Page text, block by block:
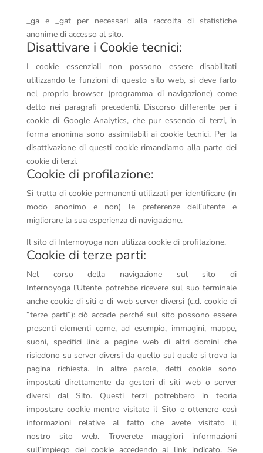
_ga e _gat per necessari alla raccolta di statistiche
anonime di accesso al sito.
Disattivare i Cookie tecnici:
I cookie essenziali non possono essere disabilitati
utilizzando le funzioni di questo sito web, si deve farlo
nel proprio browser (programma di navigazione) come
detto nei paragrafi precedenti. Discorso differente per i
cookie di Google Analytics, che pur essendo di terzi, in
forma anonima sono assimilabili ai cookie tecnici. Per la
disattivazione di questi cookie rimandiamo alla parte dei
cookie di terzi.
Cookie di profilazione:
Si tratta di cookie permanenti utilizzati per identificare (in
modo anonimo e non) le preferenze dell’utente e
migliorare la sua esperienza di navigazione.
Il sito di Internoyoga non utilizza cookie di profilazione.
Cookie di terze parti:
Nel corso della navigazione sul sito di
Internoyoga l’Utente potrebbe ricevere sul suo terminale
anche cookie di siti o di web server diversi (c.d. cookie di
“terze parti”): ciò accade perché sul sito possono essere
presenti elementi come, ad esempio, immagini, mappe,
suoni, specifici link a pagine web di altri domini che
risiedono su server diversi da quello sul quale si trova la
pagina richiesta. In altre parole, detti cookie sono
impostati direttamente da gestori di siti web o server
diversi dal Sito. Questi terzi potrebbero in teoria
impostare cookie mentre visitate il Sito e ottenere così
informazioni relative al fatto che avete visitato il
nostro sito web. Troverete maggiori informazioni
sull’impiego dei cookie accedendo al link indicato. Se